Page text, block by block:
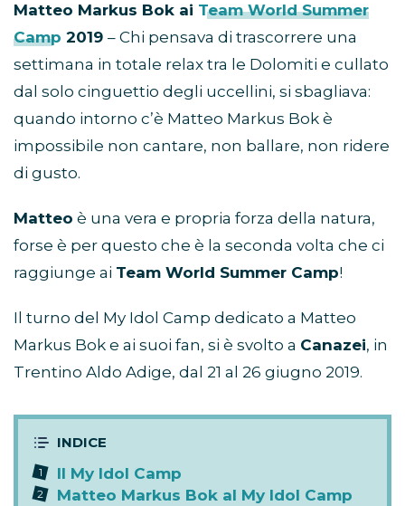
Matteo Markus Bok ai Team World Summer
Camp 2019 – Chi pensava di trascorrere una
settimana in totale relax tra le Dolomiti e cullato
dal solo cinguettio degli uccellini, si sbagliava:
quando intorno c’è Matteo Markus Bok è
impossibile non cantare, non ballare, non ridere
di gusto.
Matteo è una vera e propria forza della natura,
forse è per questo che è la seconda volta che ci
raggiunge ai Team World Summer Camp!
Il turno del My Idol Camp dedicato a Matteo
Markus Bok e ai suoi fan, si è svolto a Canazei, in
Trentino Aldo Adige, dal 21 al 26 giugno 2019.
Il My Idol Camp
Matteo Markus Bok al My Idol Camp